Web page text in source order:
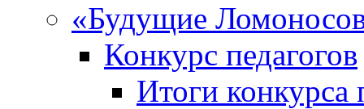
«Будущие
Конкурс педагогов
Итоги конкурса